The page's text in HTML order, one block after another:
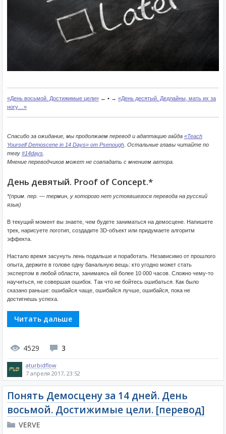
«День восьмой. Достижимые цели» ← • → «День десятый. Дедлайны, мать их за
ногу…»
Спасибо за ожидание, мы продолжаем перевод и адаптацию гайда «Teach
Yourself Demoscene in 14 Days» от Psenough . Остальные главы читайте по
тегу #14days
Мнение переводчиков может не совпадать с мнением автора.
День девятый. Proof of Concept.*
*(прим. пер. — термин, у которого нет устоявшегося перевода на русский
язык)
В текущий момент вы знаете, чем будете заниматься на демосцене. Напишете
трек, нарисуете логотип, создадите 3D-объект или придумаете алгоритм
эффекта.
Настало время засунуть лень подальше и поработать. Независимо от прошлого
опыта, держите в голове одну банальную вещь: кто угодно может стать
экспертом в любой области, занимаясь ей более 10 000 часов. Сложно чему-то
научиться, не совершая ошибок. Так что не бойтесь ошибаться. Как было
сказано раньше: ошибайся чаще, ошибайся лучше, ошибайся, пока не
достигнешь успеха.
Читать дальше
4529 3
aturbidflow
7 апреля 2017, 23:52
Понять Демосцену за 14 дней. День
восьмой. Достижимые цели. [перевод]
VERVE